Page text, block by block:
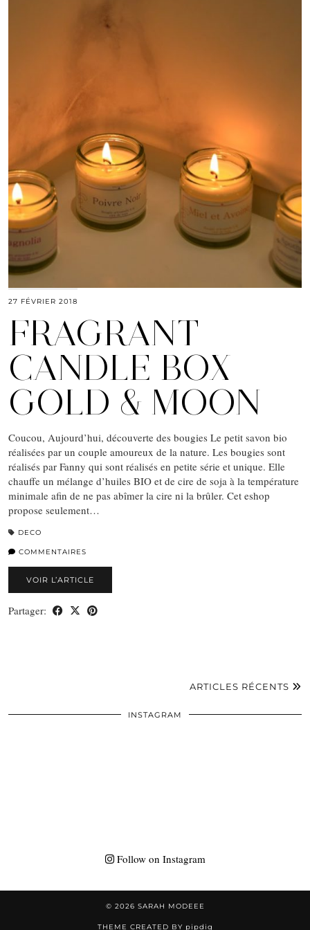
27 FÉVRIER 2018
FRAGRANT
CANDLE BOX
GOLD & MOON
Coucou, Aujourd’hui, découverte des bougies Le petit savon bio
réalisées par un couple amoureux de la nature. Les bougies sont
réalisés par Fanny qui sont réalisés en petite série et unique. Elle
chauffe un mélange d’huiles BIO et de cire de soja à la température
minimale afin de ne pas abîmer la cire ni la brûler. Cet eshop
propose seulement…
DECO
COMMENTAIRES
VOIR L’ARTICLE
Partager:
ARTICLES RÉCENTS
INSTAGRAM
Follow on Instagram
© 2026 SARAH MODEEE
THEME CREATED BY pipdig